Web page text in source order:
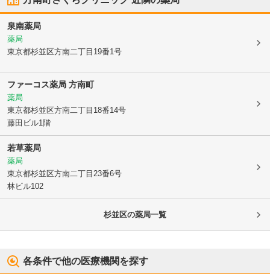
泉南薬局
薬局
東京都杉並区方南二丁目19番1号
ファーコス薬局 方南町
薬局
東京都杉並区方南二丁目18番14号
藤田ビル1階
若草薬局
薬局
東京都杉並区方南二丁目23番6号
林ビル102
杉並区の薬局一覧
各条件で他の医療機関を探す